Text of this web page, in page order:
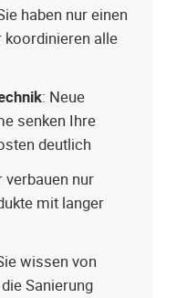
haben nur einen
alle
: Neue
senken Ihre
deutlich
verbauen nur
mit langer
wissen von
Sanierung